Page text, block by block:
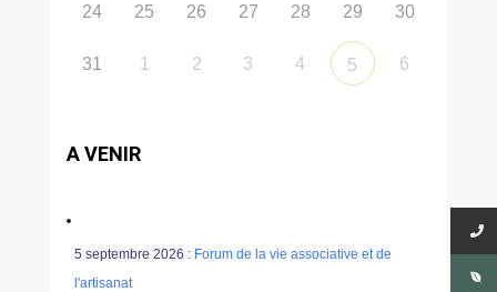
24 25 26 27 28 29 30
31 1 2 3 4 5 6
A VENIR
5 septembre 2026 : Forum de la vie associative et de
l'artisanat